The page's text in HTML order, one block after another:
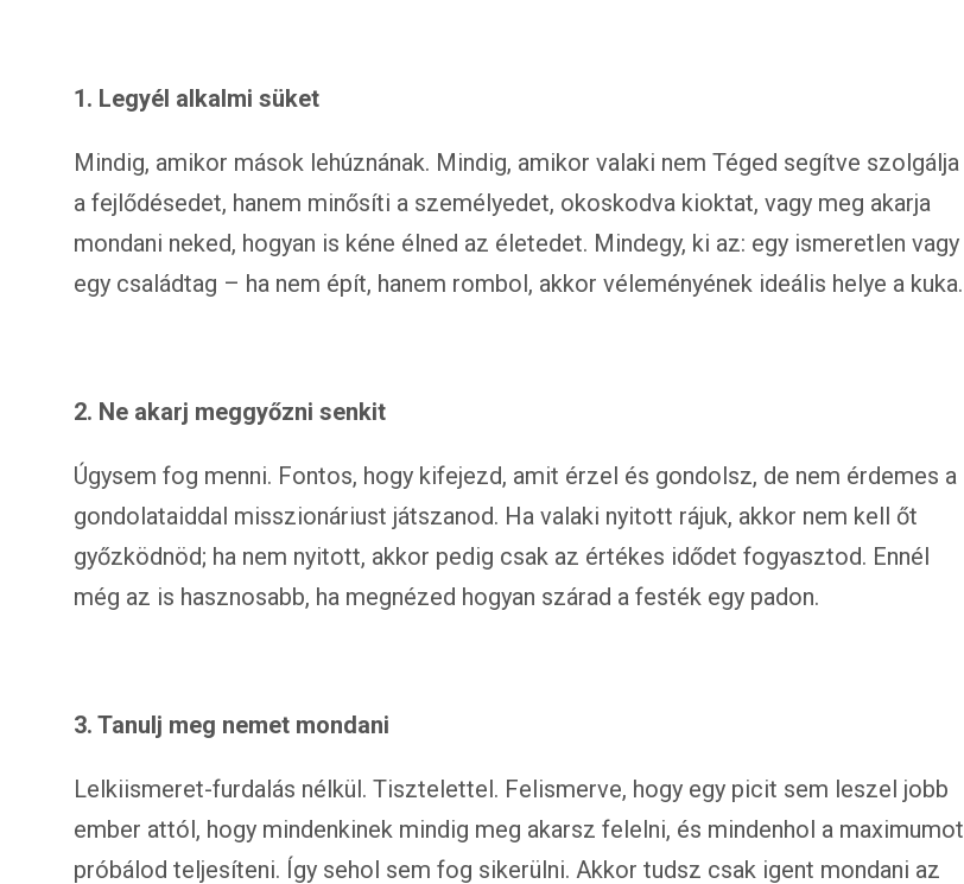
1. Legyél alkalmi süket
Mindig, amikor mások lehúznának. Mindig, amikor valaki nem Téged segítve szolgálja
a fejlődésedet, hanem minősíti a személyedet, okoskodva kioktat, vagy meg akarja
mondani neked, hogyan is kéne élned az életedet. Mindegy, ki az: egy ismeretlen vagy
egy családtag – ha nem épít, hanem rombol, akkor véleményének ideális helye a kuka.
2. Ne akarj meggyőzni senkit
Úgysem fog menni. Fontos, hogy kifejezd, amit érzel és gondolsz, de nem érdemes a
gondolataiddal misszionáriust játszanod. Ha valaki nyitott rájuk, akkor nem kell őt
győzködnöd; ha nem nyitott, akkor pedig csak az értékes idődet fogyasztod. Ennél
még az is hasznosabb, ha megnézed hogyan szárad a festék egy padon.
3. Tanulj meg nemet mondani
Lelkiismeret-furdalás nélkül. Tisztelettel. Felismerve, hogy egy picit sem leszel jobb
ember attól, hogy mindenkinek mindig meg akarsz felelni, és mindenhol a maximumot
próbálod teljesíteni. Így sehol sem fog sikerülni. Akkor tudsz csak igent mondani az